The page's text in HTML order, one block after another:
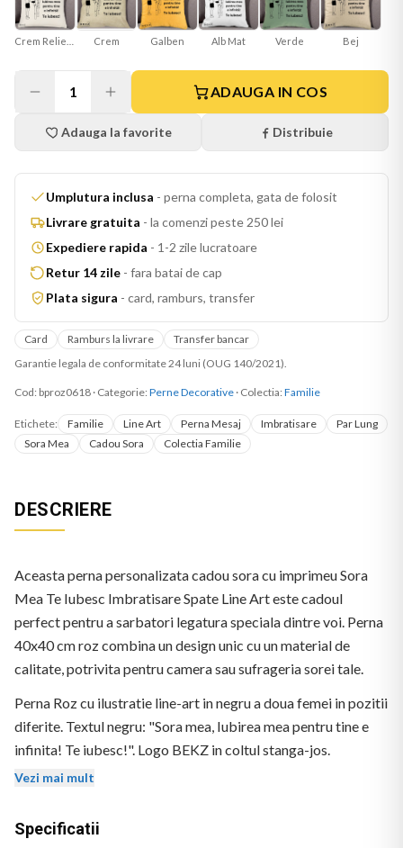
Crem Galben Alb Mat Verde Bej
1 ADAUGA IN COS
Adauga la favorite Distribuie
Umplutura inclusa - perna completa, gata de folosit
Livrare gratuita - la comenzi peste 250 lei
Expediere rapida - 1-2 zile lucratoare
Retur 14 zile - fara batai de cap
Plata sigura - card, ramburs, transfer
Card Ramburs la livrare
Transfer bancar
Garantie legala de conformitate 24 luni (OUG 140/2021).
Cod: bproz0618 · Categorie: Perne Decorative · Colectia: Familie
Etichete: Familie Line Art Perna Mesaj Imbratisare
Par Lung
Sora Mea
Cadou Sora Colectia Familie
DESCRIERE
Aceasta perna personalizata cadou sora cu imprimeu Sora
Mea Te Iubesc Imbratisare Spate Line Art este cadoul
perfect pentru a sarbatori legatura speciala dintre voi. Perna
40x40 cm roz combina un design unic cu un material de
calitate, potrivita pentru camera sau sufrageria sorei tale.
Perna Roz cu ilustratie line-art in negru a doua femei in pozitii
diferite. Textul negru: "Sora mea, Iubirea mea pentru tine e
infinita! Te iubesc!". Logo BEKZ in coltul stanga-jos.
Vezi mai mult
Specificatii